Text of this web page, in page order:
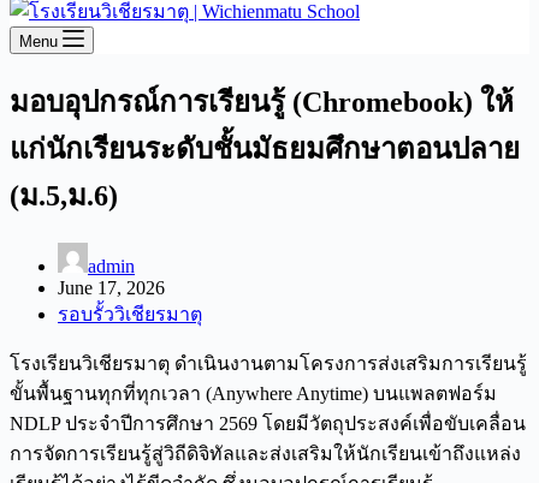
Menu
มอบอุปกรณ์การเรียนรู้ (Chromebook) ให้
แก่นักเรียนระดับชั้นมัธยมศึกษาตอนปลาย
(ม.5,ม.6)
admin
June 17, 2026
รอบรั้ววิเชียรมาตุ
โรงเรียนวิเชียรมาตุ ดำเนินงานตามโครงการส่งเสริมการเรียนรู้
ขั้นพื้นฐานทุกที่ทุกเวลา (Anywhere Anytime) บนแพลตฟอร์ม
NDLP ประจำปีการศึกษา 2569 โดยมีวัตถุประสงค์เพื่อขับเคลื่อน
การจัดการเรียนรู้สู่วิถีดิจิทัลและส่งเสริมให้นักเรียนเข้าถึงแหล่ง